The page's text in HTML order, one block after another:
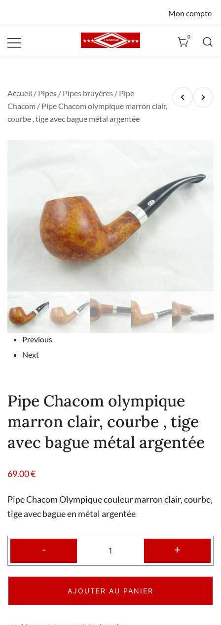
Mon compte
0
Accueil / Pipes / Pipes bruyères / Pipe
Chacom / Pipe Chacom olympique marron clair,
courbe , tige avec bague métal argentée
Previous
Next
Pipe Chacom olympique
marron clair, courbe , tige
avec bague métal argentée
69.00€
Pipe Chacom Olympique couleur marron clair, courbe,
tige avec bague en métal argentée
- +
AJOUTER AU PANIER